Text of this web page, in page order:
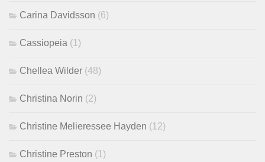
Carina Davidsson (6)
Cassiopeia (1)
Chellea Wilder (48)
Christina Norin (2)
Christine Melieressee Hayden (12)
Christine Preston (1)